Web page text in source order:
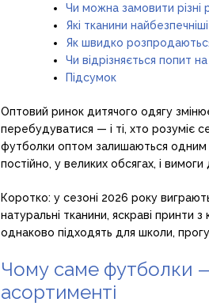
Чи можна замовити різні
Які тканини
Як швидко
Чи відрізняється попит
Підсумок
Оптовий ринок дитячого одягу
перебудуватися — і ті, хто розуміє
футболки оптом залишаються одним
постійно, у великих обсягах, і
Коротко: у сезоні 2026 року
натуральні тканини, яскраві принти
однаково підходять для школи,
Чому саме футболки
асортименті